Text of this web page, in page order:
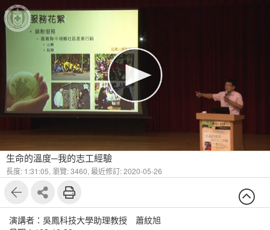
生命的溫度─我的志工經驗
長度: 1:31:05, 瀏覽: 3460, 最近修訂: 2020-05-26
演講者：吳鳳科技大學助理教授 蕭紋旭